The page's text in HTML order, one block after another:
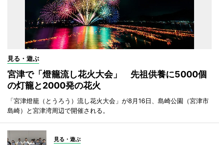
見る・遊ぶ
宮津で「燈籠流し花火大会」 先祖供養に5000個
の灯籠と2000発の花火
「宮津燈籠（とうろう）流し花火大会」が8月16日、島崎公園（宮津市
島崎）と宮津湾周辺で開催される。
見る・遊ぶ